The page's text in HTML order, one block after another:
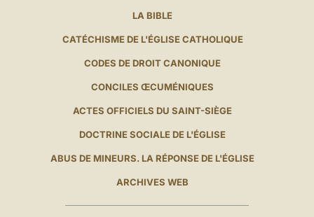
LA BIBLE
CATÉCHISME DE L'ÉGLISE CATHOLIQUE
CODES DE DROIT CANONIQUE
CONCILES ŒCUMÉNIQUES
ACTES OFFICIELS DU SAINT-SIÈGE
DOCTRINE SOCIALE DE L'ÉGLISE
ABUS DE MINEURS. LA RÉPONSE DE L'ÉGLISE
ARCHIVES WEB